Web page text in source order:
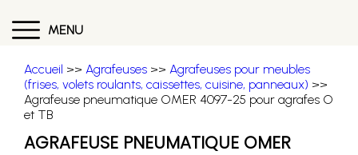
MENU
Accueil >> Agrafeuses >> Agrafeuses pour meubles
(frises, volets roulants, caissettes, cuisine, panneaux) >>
Agrafeuse pneumatique OMER 4097-25 pour agrafes O
et TB
AGRAFEUSE PNEUMATIQUE OMER